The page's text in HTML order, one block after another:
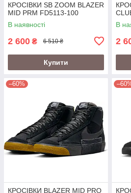
КРОСІВКИ SB ZOOM BLAZER
MID PRM FD5113-100
В наявності
2 600 ₴ 6 510 ₴
Купити
В
2
–60%
КРОСІВКИ BLAZER MID PRO